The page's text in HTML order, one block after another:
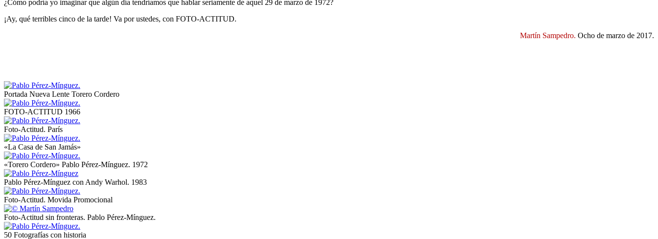
¿Cómo podría yo imaginar que algún día tendríamos que hablar seriamente de aquel 29 de marzo de 1972?
¡Ay, qué terribles cinco de la tarde! Va por ustedes, con FOTO-ACTITUD.
Martín Sampedro. Ocho de marzo de 2017.
Portada Nueva Lente Torero Cordero
FOTO-ACTITUD 1966
Foto-Actitud. París
«La Casa de San Jamás»
«Torero Cordero» Pablo Pérez-Mínguez. 1972
Pablo Pérez-Mínguez con Andy Warhol. 1983
Foto-Actitud. Movida Promocional
Foto-Actitud sin fronteras. Pablo Pérez-Mínguez.
50 Fotografías con historia